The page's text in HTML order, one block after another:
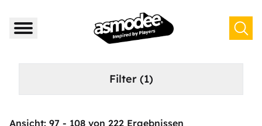
Filter (1)
Ansicht: 97 - 108 von 222 Ergebnissen